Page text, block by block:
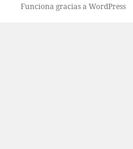
Funciona gracias a WordPress